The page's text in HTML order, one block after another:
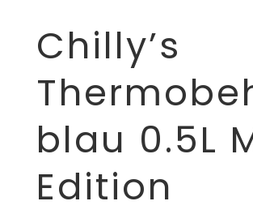
Chilly’s
blau 0.5L
Edition